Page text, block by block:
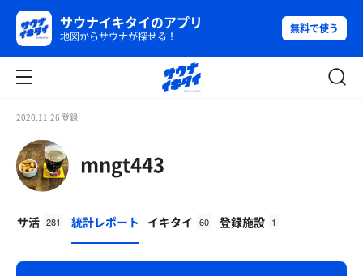
サウナイキタイのアプリ
地図からサウナが探せる！
無料で使う
2020.11.26 登録
mngt443
サ活 281 統計レポート イキタイ 60 登録施設 1